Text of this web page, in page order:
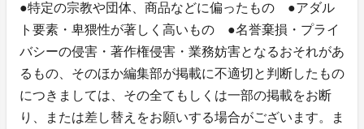
●特定の宗教や団体、商品などに偏ったもの ●アダル
ト要素・卑猥性が著しく高いもの ●名誉棄損・プライ
バシーの侵害・著作権侵害・業務妨害となるおそれがあ
るもの、そのほか編集部が掲載に不適切と判断したもの
につきましては、その全てもしくは一部の掲載をお断
り、または差し替えをお願いする場合がございます。ま